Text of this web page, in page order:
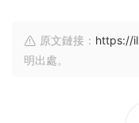
原文鏈接： https://
明出處。